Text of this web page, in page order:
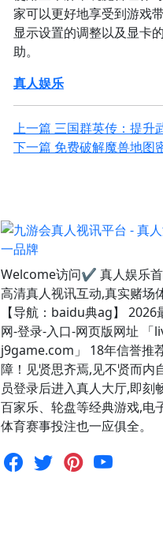
家可以更好地享受到游戏
显示设置的调整以及显卡
助。
真人娱乐
上一篇 三国群英传：提升
下一篇 免费破解魔兽地图
Welcome访问✔ 真人娱乐
高清真人视讯互动,真实赌场
【导航：baidu典ag】 2026
网-登录-入口-网页版网址 「
j9game.com」 18年信誉推
障！见贤思齐焉,见不贤而内
员登录后进入真人大厅,即刻
百家乐、轮盘等经典游戏,电
体育赛事投注也一应俱全。